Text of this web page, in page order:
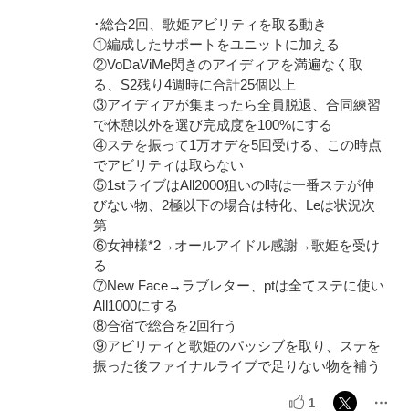
･総合2回、歌姫アビリティを取る動き
①編成したサポートをユニットに加える
②VoDaViMe閃きのアイディアを満遍なく取
る、S2残り4週時に合計25個以上
③アイディアが集まったら全員脱退、合同練習
で休憩以外を選び完成度を100%にする
④ステを振って1万オデを5回受ける、この時点
でアビリティは取らない
⑤1stライブはAll2000狙いの時は一番ステが伸
びない物、2極以下の場合は特化、Leは状況次
第
⑥女神様*2→オールアイドル感謝→歌姫を受け
る
⑦New Face→ラブレター、ptは全てステに使い
All1000にする
⑧合宿で総合を2回行う
⑨アビリティと歌姫のパッシブを取り、ステを
振った後ファイナルライブで足りない物を補う
1